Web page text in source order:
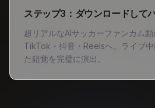
ステップ3：ダウンロードして
超リアルなAIサッカーファンカム動
TikTok・抖音・Reelsへ。ライブ
た錯覚を完璧に演出。